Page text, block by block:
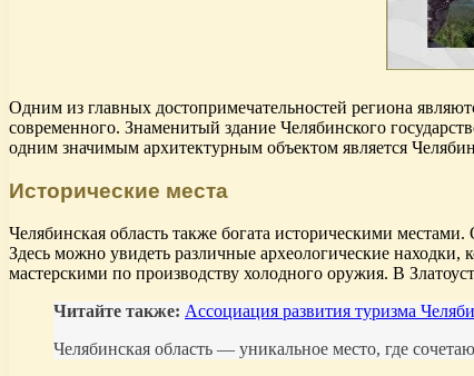
Одним из главных достопримечательностей региона
современного. Знаменитый здание Челябинского
одним значимым архитектурным объектом является
Исторические места
Челябинская область также богата историческими
Здесь можно увидеть различные археологические
мастерскими по производству холодного оружия. В
Читайте также: Ассоциация развития туризма
Челябинская область — уникальное место, где